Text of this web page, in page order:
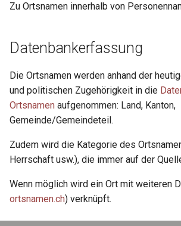
div
docImprint
editor
editorialDecl
expan
Zu Ortsnamen innerhalb von
Datenbankerfassung
Die Ortsnamen werden anhand der
und politischen Zugehörigkeit in die
Ortsnamen aufgenommen: Land, Kanton,
Gemeinde/Gemeindeteil.
Zudem wird die Kategorie des
Herrschaft usw.), die immer auf der
Wenn möglich wird ein Ort mit weiteren
ortsnamen.ch) verknüpft.